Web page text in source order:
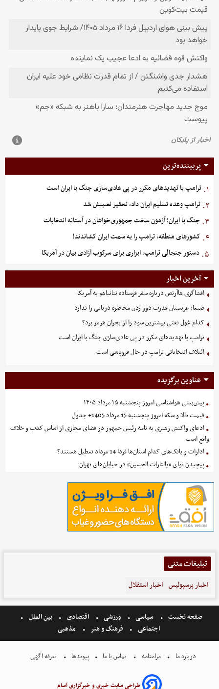
پربیننده‌ترین
۱. ترامپ با تهدیدهای مکرر در پی عادی‌سازی جنگ با ایران است
۲. ترامپ وعده تسلیم ایران داد، تحقیر نصیبش شد
۳. جنگ با ایران؛ آزمون سخت جمهوری‌خواهان در آستانه انتخابات
۴. کشورهای منطقه، ترامپ را به سمت ایران کشاندند!
۵. دستور جنجالی ترامپ، ابزاری برای سرکوب آزادی بیان در آمریکا
آخرین اخبار
افشاگری هاآرتص درباره سفر فرستاده نتانیاهو به آمریکا
صنعا: عربستان قدرت دور زدن محاصره دریایی را ندارد
کدام غول نفتی بیشترین سود را از بحران هرمز برد؟
ترامپ با تهدیدهای مکرر در پی عادی‌سازی جنگ با ایران است
ائتلاف انتخاباتی ترامپ در حال فروپاشی است
عناوین برگزیده
پیش‌بینی هواشناسی امروز پنجشنبه ۱۵ مرداد ۱۴۰۵
قیمت طلا و سکه امروز پنجشنبه 15 مرداد 1405+ جدول
ادعای واکنش رهبری به نامه رئیس جمهور در فضای مجازی از اساس کذب و خلاف
واقع است
ادارات و بانک‌های کدام استان‌ها فردا 14 مرداد تعطیل هستند؟
پیچیدن نوای «یالثارات الحسین» در خیابان‌های تهران
تبلیغات متنی
اخبار پرسپولیس اخبار استقلال
صفحه نخست سیاسی ورزشی اقتصادی
بین الملل
اجتماعی
فرهنگ و هنر مذهبی
درباره ما مرامنامه تماس با ما پیوندها تعرفه اگهی
طراحی سایت خبری و خبرگزاری آسام